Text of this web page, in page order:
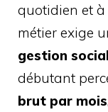
quotidien et à
métier exige
gestion
débutant
brut par mois